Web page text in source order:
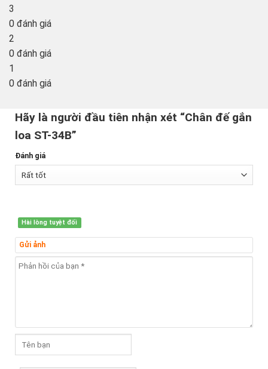
3
0 đánh giá
2
0 đánh giá
1
0 đánh giá
Hãy là người đầu tiên nhận xét “Chân đế gắn
loa ST-34B”
Đánh giá
Hài lòng tuyệt đối
Gửi ảnh